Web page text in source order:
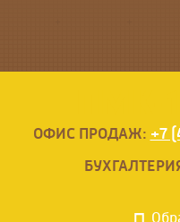
ОФИС ПРОДАЖ: +7